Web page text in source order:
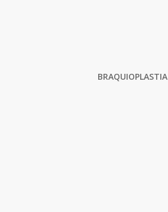
BRAQUIOPLASTIA